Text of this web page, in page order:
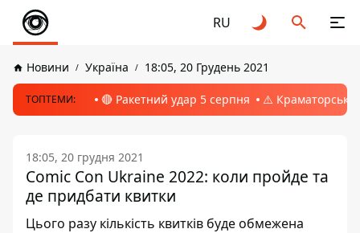
RU
Новини Україна 18:05, 20 Грудень 2021
ТОПТЕМИ: 🔴 Ракетний удар 5 серпня ⚠️ Краматорськ,
18:05, 20 грудня 2021
Comic Con Ukraine 2022: коли пройде та
де придбати квитки
Цього разу кількість квитків буде обмежена